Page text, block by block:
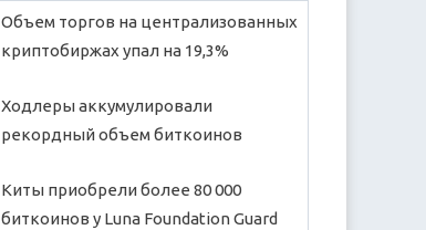
Объем торгов на централизованных
криптобиржах упал на 19,3%
Ходлеры аккумулировали
рекордный объем биткоинов
Киты приобрели более 80 000
биткоинов у Luna Foundation Guard